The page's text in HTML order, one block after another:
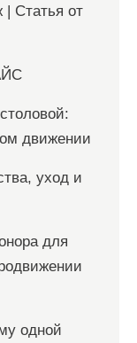
Статья от
движении
уход и
для
одной